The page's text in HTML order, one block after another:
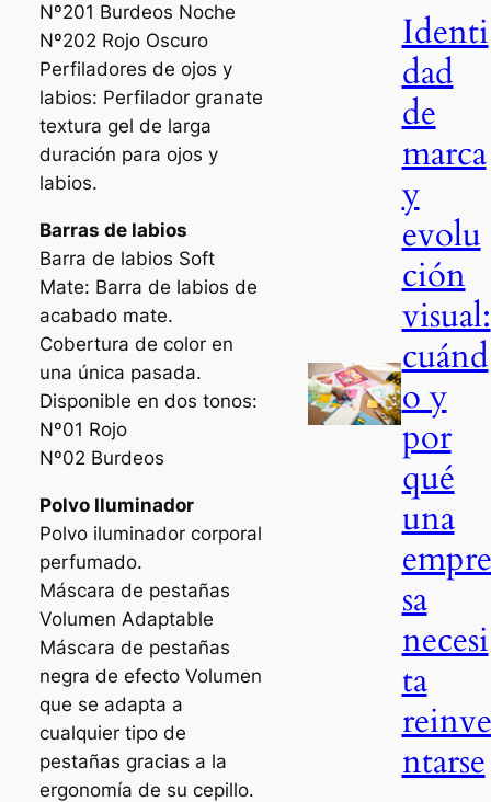
Nº201 Burdeos Noche
Nº202 Rojo Oscuro
Perfiladores de ojos y
labios: Perfilador granate
textura gel de larga
duración para ojos y
labios.
Barras de labios
Barra de labios Soft
Mate: Barra de labios de
acabado mate.
Cobertura de color en
una única pasada.
Disponible en dos tonos:
Nº01 Rojo
Nº02 Burdeos
Polvo Iluminador
Polvo iluminador corporal
perfumado.
Máscara de pestañas
Volumen Adaptable
Máscara de pestañas
negra de efecto Volumen
que se adapta a
cualquier tipo de
pestañas gracias a la
ergonomía de su cepillo.
Identi
dad
de
marca
y
evolu
ción
visual:
cuánd
o y
por
qué
una
empre
sa
necesi
ta
reinve
ntarse